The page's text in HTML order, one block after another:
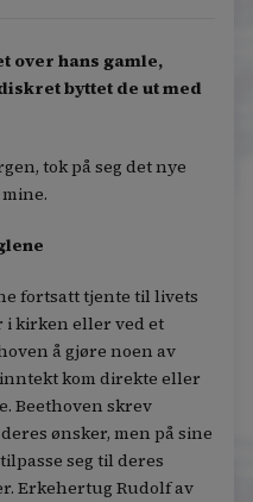
over hans gamle,
byttet de ut med
tok på seg det nye
fortsatt tjente til livets
i kirken eller ved et
å gjøre noen av
kom direkte eller
Beethoven skrev
ønsker, men på sine
seg til deres
Erkehertug Rudolf av